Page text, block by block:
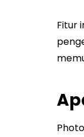
Fitur